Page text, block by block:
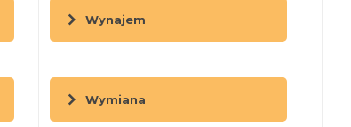
Wynajem
Wymiana